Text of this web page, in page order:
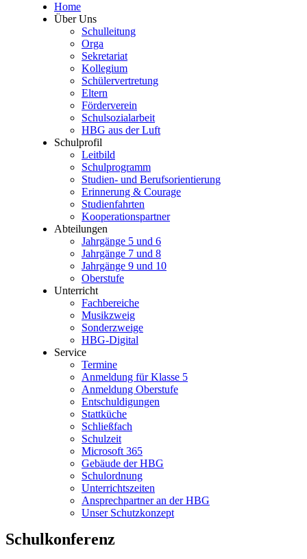
Home
Über Uns
Schulleitung
Orga
Sekretariat
Kollegium
Schülervertretung
Eltern
Förderverein
Schulsozialarbeit
HBG aus der Luft
Schulprofil
Leitbild
Schulprogramm
Studien- und Berufsorientierung
Erinnerung & Courage
Studienfahrten
Kooperationspartner
Abteilungen
Jahrgänge 5 und 6
Jahrgänge 7 und 8
Jahrgänge 9 und 10
Oberstufe
Unterricht
Fachbereiche
Musikzweig
Sonderzweige
HBG-Digital
Service
Termine
Anmeldung für Klasse 5
Anmeldung Oberstufe
Entschuldigungen
Stattküche
Schließfach
Schulzeit
Microsoft 365
Gebäude der HBG
Schulordnung
Unterrichtszeiten
Ansprechpartner an der HBG
Unser Schutzkonzept
Schulkonferenz